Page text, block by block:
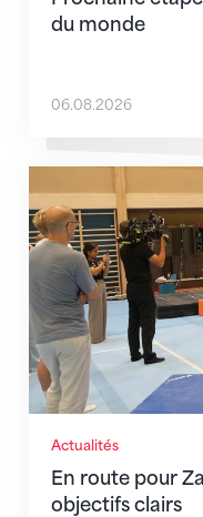
du monde
06.08.2026
Actualités
En route pour
objectifs clairs
En route pour